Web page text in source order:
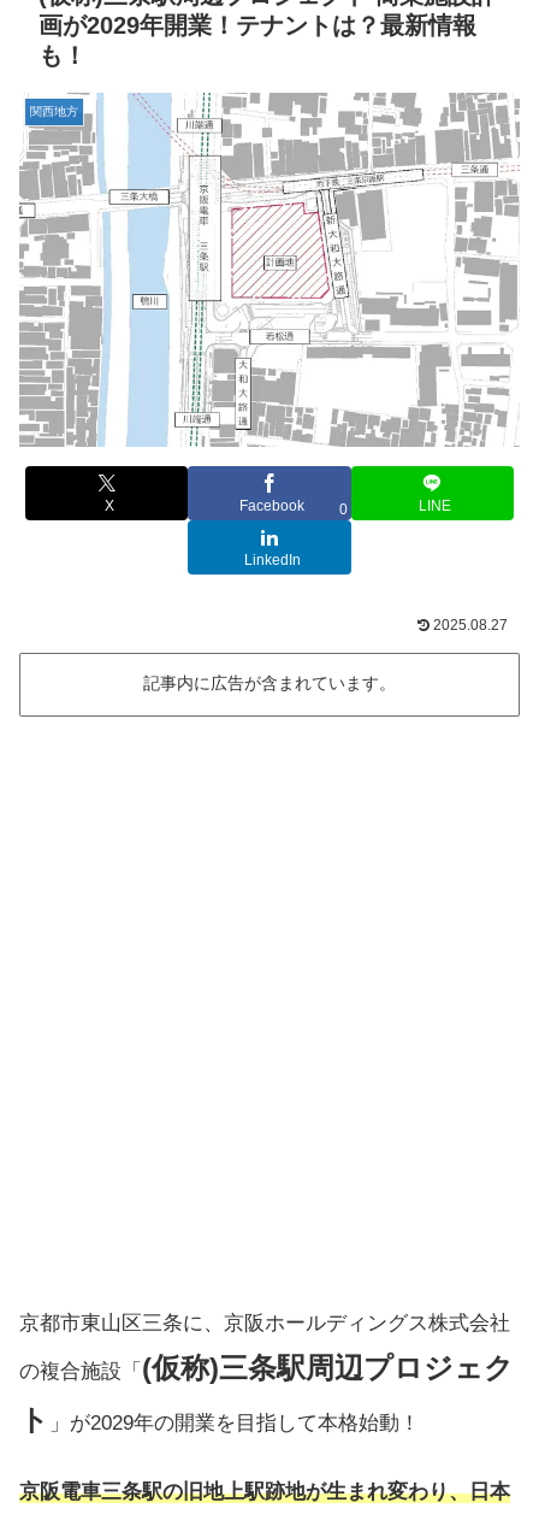
画が2029年開業！テナントは？最新情報
も！
関西地方
X Facebook 0 LINE
LinkedIn
2025.08.27
記事内に広告が含まれています。
京都市東山区三条に、京阪ホールディングス株式会社
の複合施設「 (仮称)三条駅周辺プロジェク
ト 」が2029年の開業を目指して本格始動！
京阪電車三条駅の旧地上駅跡地が生まれ変わり、日本